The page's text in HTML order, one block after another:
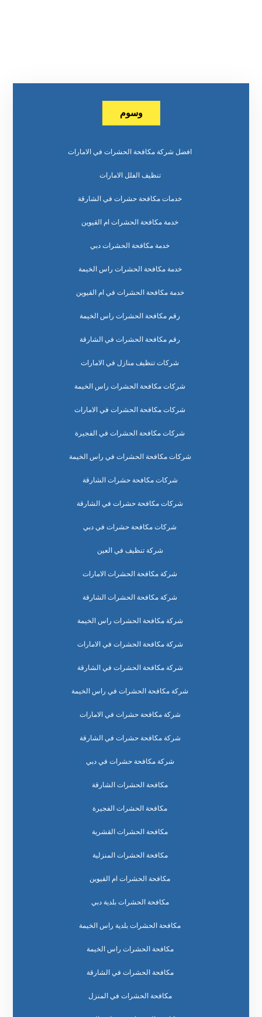
وسوم
افضل شركة مكافحة الحشرات في الامارات
تنظيف الفلل الامارات
خدمات مكافحة حشرات في الشارقة
خدمة مكافحة الحشرات ام القيوين
خدمة مكافحة الحشرات دبي
خدمة مكافحة الحشرات راس الخيمة
خدمة مكافحة الحشرات في ام القيوين
رقم مكافحة الحشرات راس الخيمة
رقم مكافحة الحشرات في الشارقة
شركات تنظيف منازل في الامارات
شركات مكافحة الحشرات راس الخيمة
شركات مكافحة الحشرات في الامارات
شركات مكافحة الحشرات في الفجيرة
شركات مكافحة الحشرات في راس الخيمة
شركات مكافحة حشرات الشارقة
شركات مكافحة حشرات في الشارقة
شركات مكافحة حشرات في دبي
شركة تنظيف في العين
شركة مكافحة الحشرات الامارات
شركة مكافحة الحشرات الشارقة
شركة مكافحة الحشرات راس الخيمة
شركة مكافحة الحشرات في الامارات
شركة مكافحة الحشرات في الشارقة
شركة مكافحة الحشرات في راس الخيمة
شركة مكافحة حشرات في الامارات
شركة مكافحة حشرات في الشارقة
شركة مكافحة حشرات في دبي
مكافحة الحشرات الشارقة
مكافحة الحشرات الفجيرة
مكافحة الحشرات القشرية
مكافحة الحشرات المنزلية
مكافحة الحشرات ام القيوين
مكافحة الحشرات بلدية دبي
مكافحة الحشرات بلدية راس الخيمة
مكافحة الحشرات راس الخيمة
مكافحة الحشرات في الشارقة
مكافحة الحشرات في المنزل